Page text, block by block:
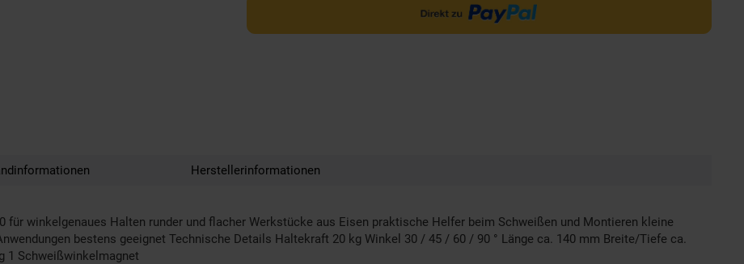
Herstellerinformationen
für winkelgenaues Halten runder und flacher Werkstücke aus Eisen praktische Helfer beim Schweißen und Montieren kleine
bestens geeignet Technische Details Haltekraft 20 kg Winkel 30 / 45 / 60 / 90 ° Länge ca. 140 mm Breite/Tiefe ca.
1 Schweißwinkelmagnet